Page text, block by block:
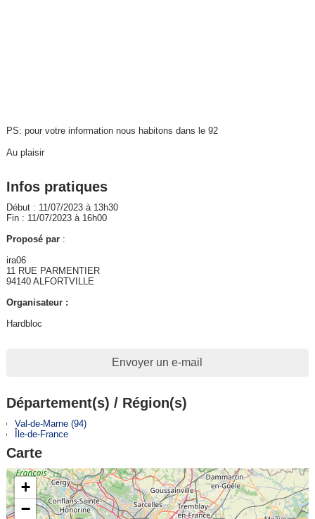
PS: pour votre information nous habitons dans le 92
Au plaisir
Infos pratiques
Début : 11/07/2023 à 13h30
Fin : 11/07/2023 à 16h00
Proposé par:
ira06
11 RUE PARMENTIER
94140 ALFORTVILLE
Organisateur :
Hardbloc
Envoyer un e-mail
Département(s) / Région(s)
Val-de-Marne (94)
Île-de-France
Carte
+
−